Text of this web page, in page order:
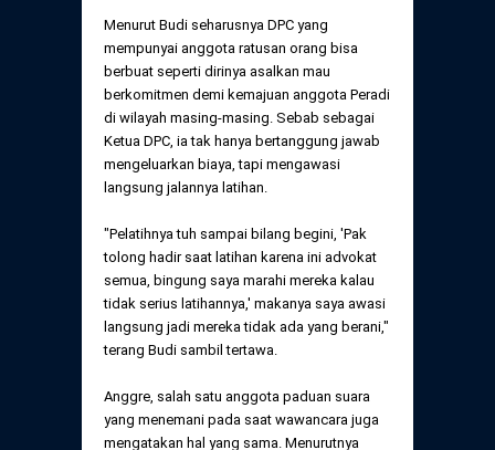
Menurut Budi seharusnya DPC yang
mempunyai anggota ratusan orang bisa
berbuat seperti dirinya asalkan mau
berkomitmen demi kemajuan anggota Peradi
di wilayah masing-masing. Sebab sebagai
Ketua DPC, ia tak hanya bertanggung jawab
mengeluarkan biaya, tapi mengawasi
langsung jalannya latihan.
"Pelatihnya tuh sampai bilang begini, 'Pak
tolong hadir saat latihan karena ini advokat
semua, bingung saya marahi mereka kalau
tidak serius latihannya,' makanya saya awasi
langsung jadi mereka tidak ada yang berani,"
terang Budi sambil tertawa.
Anggre, salah satu anggota paduan suara
yang menemani pada saat wawancara juga
mengatakan hal yang sama. Menurutnya